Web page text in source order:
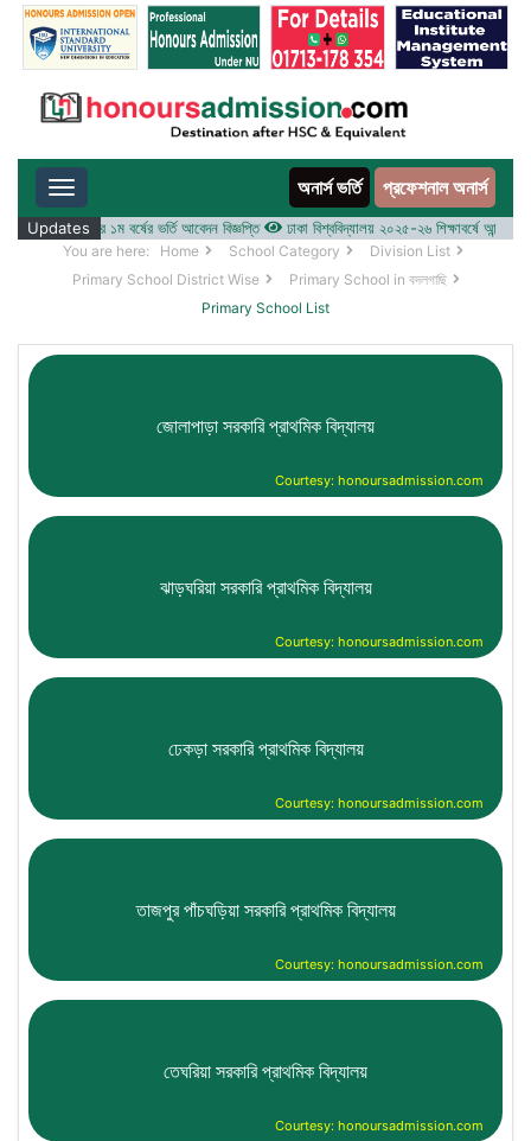
Toggle navigation অনার্স ভর্তি প্রফেশনাল অনার্স
Updates
২৬ শিক্ষাবর্ষের ১ম বর্ষের ভর্তি আবেদন বিজ্ঞপ্তি ঢাকা বিশ্ববিদ্যালয় ২০২৫-২৬ শিক্ষাবর্ষে
You are here: Home School Category
Division List
Primary School District Wise
Primary School in বদলগাছি
Primary School List
জোলাপাড়া সরকারি প্রাথমিক বিদ্যালয়
Courtesy: honoursadmission.com
ঝাড়ঘরিয়া সরকারি প্রাথমিক বিদ্যালয়
Courtesy: honoursadmission.com
ঢেকড়া সরকারি প্রাথমিক বিদ্যালয়
Courtesy: honoursadmission.com
তাজপুর পাঁচঘড়িয়া সরকারি প্রাথমিক বিদ্যালয়
Courtesy: honoursadmission.com
তেঘরিয়া সরকারি প্রাথমিক বিদ্যালয়
Courtesy: honoursadmission.com